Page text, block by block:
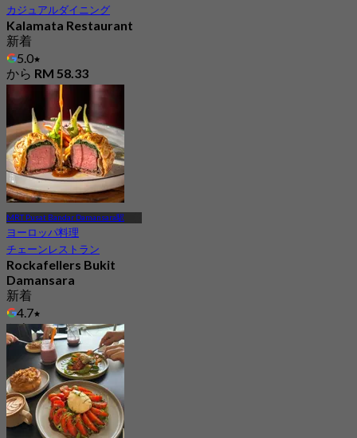
カジュアルダイニング
Kalamata Restaurant
新着
5.0
から RM 58.33
MRT Pusat Bandar Damansara駅
ヨーロッパ料理
チェーンレストラン
Rockafellers Bukit
Damansara
新着
4.7
からRM 84.87